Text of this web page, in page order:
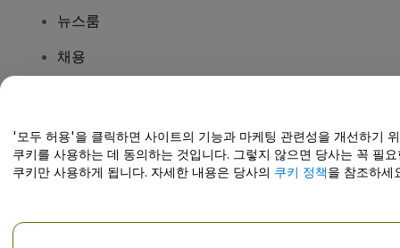
뉴스룸
채용
도움말 센터 / 문의하기
'모두 허용'을 클릭하면 사이트의 기능과 마케팅 관련성을 개선하기
쿠키를 사용하는 데 동의하는 것입니다. 그렇지 않으면 당사는 꼭 필요
쿠키만 사용하게 됩니다. 자세한 내용은 당사의 쿠키 정책을 참조하세